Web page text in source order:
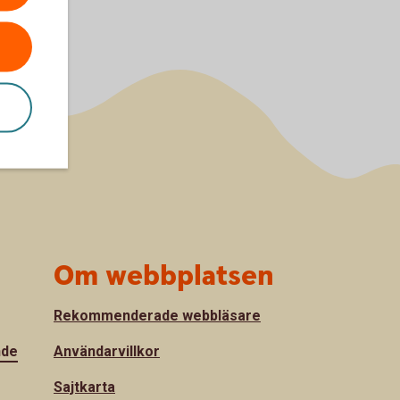
Om webbplatsen
Rekommenderade webbläsare
Användarvillkor
Sajtkarta